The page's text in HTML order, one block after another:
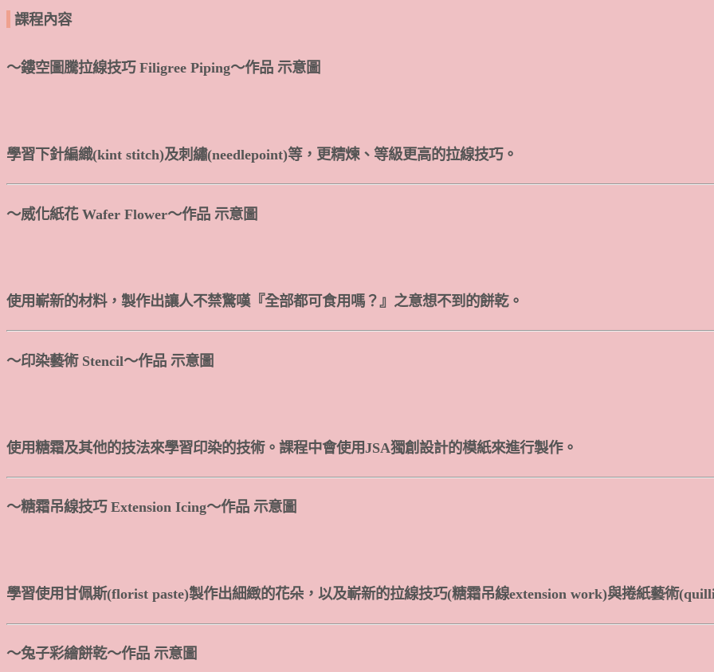
課程內容
～鏤空圖騰拉線技巧 Filigree Piping～作品 示意圖
學習下針編織(kint stitch)及刺繡(needlepoint)等，更精煉、等級更高的拉線技巧。
～威化紙花 Wafer Flower～作品 示意圖
使用嶄新的材料，製作出讓人不禁驚嘆『全部都可食用嗎？』之意想不到的餅乾。
～印染藝術 Stencil～作品 示意圖
使用糖霜及其他的技法來學習印染的技術。課程中會使用JSA獨創設計的模紙來進行製作。
～糖霜吊線技巧 Extension Icing～作品 示意圖
學習使用甘佩斯(florist paste)製作出細緻的花朵，以及嶄新的拉線技巧(糖霜吊線extension work)與捲紙藝術
～兔子彩繪餅乾～作品 示意圖